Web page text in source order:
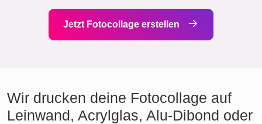
Jetzt Fotocollage erstellen
Wir drucken deine Fotocollage auf
Leinwand, Acrylglas, Alu-Dibond oder